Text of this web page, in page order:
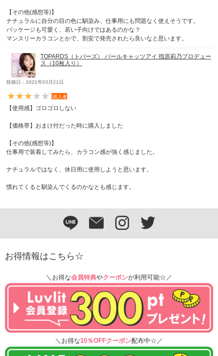
【その他(感想等)】
ナチュラルに自分の目の色に馴染み、仕事用にも問題なく使えそうです。
パッケージも可愛く、若い子向けではあるのかな？
マンスリーカラコンとかで、割安で発売されたら良いなと思います。
TOPARDS（トパーズ） パールキャッツアイ 指原莉乃プロデュー
ス（10枚入り）
投稿日：2021年03月21日
購入者
【使用感】ゴロゴロしない
【価格帯】おまけ付だった時に購入しました
【その他(感想等)】
仕事用で装着してみたら、カラコン感が強く感じました。
ナチュラルではなく、休日用に使用しようと思います。
慣れてくると馴染んでくるのかなとも感じます。
お得情報はこちら☆
＼お得な会員特典やクーポンが利用可能☆／
＼お得な10％OFFクーポン配布中☆／